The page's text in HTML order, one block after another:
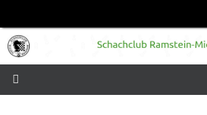
springen